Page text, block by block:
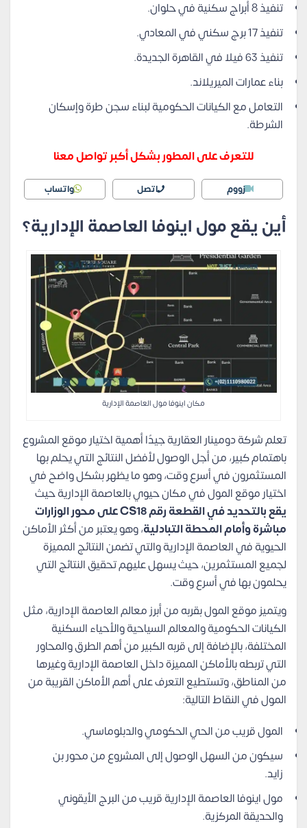
تنفيذ 8 أبراج سكنية في حلوان.
تنفيذ 17 برج سكني في المعادي.
تنفيذ 63 فيلا في القاهرة الجديدة.
بناء عمارات الميريلاند.
التعامل مع الكيانات الحكومية لبناء سجن طرة وإسكان
الشرطة.
للتعرف على المطور بشكل أكبر تواصل معنا
زووم اتصل واتساب
أين يقع مول اينوفا العاصمة الإدارية؟
مكان اينوفا مول العاصمة الإدارية
تعلم شركة دومينار العقارية جيدًا أهمية اختيار موقع المشروع
باهتمام كبير، من أجل الوصول لأفضل النتائج التي يحلم بها
المستثمرون في أسرع وقت، وهو ما يظهر بشكل واضح في
اختيار موقع المول في مكان حيوي بالعاصمة الإدارية حيث
يقع بالتحديد في القطعة رقم CS18 على محور الوزارات
مباشرة وأمام المحطة التبادلية، وهو يعتبر من أكثر الأماكن
الحيوية في العاصمة الإدارية والتي تضمن النتائج المميزة
لجميع المستثمرين، حيث يسهل عليهم تحقيق النتائج التي
يحلمون بها في أسرع وقت.
ويتميز موقع المول بقربه من أبرز معالم العاصمة الإدارية، مثل
الكيانات الحكومية والمعالم السياحية والأحياء السكنية
المختلفة، بالإضافة إلى قربه الكبير من أهم الطرق والمحاور
التي تربطه بالأماكن المميزة داخل العاصمة الإدارية وغيرها
من المناطق، وتستطيع التعرف على أهم الأماكن القريبة من
المول في النقاط التالية:
المول قريب من الحي الحكومي والدبلوماسي.
سيكون من السهل الوصول إلى المشروع من محور بن
زايد.
مول اينوفا العاصمة الإدارية قريب من البرج الأيقوني
والحديقة المركزية.